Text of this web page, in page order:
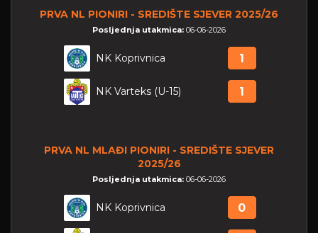
PRVA NL PIONIRI - SREDIŠTE SJEVER 2025/26
Posljednja utakmica: 06-06-2026
NK Koprivnica 1
NK Varteks (U-15) 1
PRVA NL MLAĐI PIONIRI - SREDIŠTE SJEVER
2025/26
Posljednja utakmica: 06-06-2026
NK Koprivnica 0